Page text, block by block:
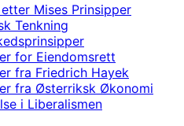
Mises Prinsipper
Tenkning
for Eiendomsrett
fra Friedrich Hayek
fra Østerriksk Økonomi
i Liberalismen